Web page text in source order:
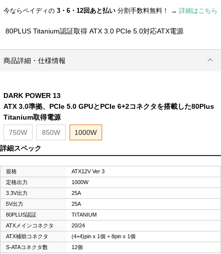
今ならペイディの 3・6・12回あと払い 分割手数料無料！ → 詳細はこちら
80PLUS Titanium認証取得 ATX 3.0 PCIe 5.0対応ATX電源
商品詳細・仕様情報
DARK POWER 13
ATX 3.0準拠、PCIe 5.0 GPUとPCIe 6+2コネクタを搭載した80Plus
Titanium取得電源
750W
850W
1000W
詳細スペック
規格
ATX12V Ver 3
定格出力
1000W
3.3V出力
25A
5V出力
25A
80PLUS認証
TITANIUM
ATXメインコネクタ
20/24
ATX補助コネクタ
(4+4)pin x 1個 + 8pin x 1個
S-ATAコネクタ数
12個